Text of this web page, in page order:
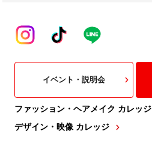
ファッション・ヘアメイク カレッジ
デザイン・映像 カレッジ
イベント・説明会